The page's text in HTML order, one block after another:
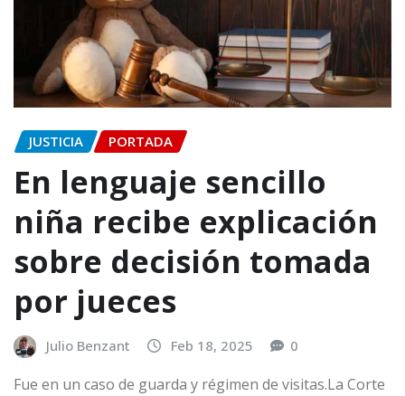
JUSTICIA PORTADA
En lenguaje sencillo
niña recibe explicación
sobre decisión tomada
por jueces
Julio Benzant Feb 18, 2025 0
Fue en un caso de guarda y régimen de visitas.La Corte